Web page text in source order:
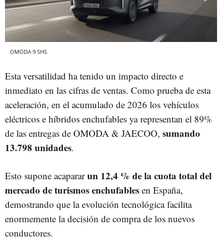
OMODA 9 SHS
Esta versatilidad ha tenido un impacto directo e
inmediato en las cifras de ventas. Como prueba de esta
aceleración, en el acumulado de 2026 los vehículos
eléctricos e híbridos enchufables ya representan el 89%
de las entregas de OMODA & JAECOO, sumando
13.798 unidades.
Esto supone acapararun 12,4 % de la cuota total del
mercado de turismos enchufables en España,
demostrando que la evolución tecnológica facilita
enormemente la decisión de compra de los nuevos
conductores.